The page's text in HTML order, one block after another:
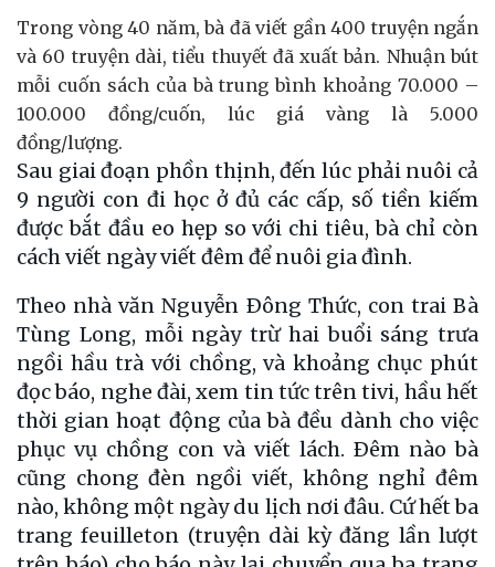
Trong vòng 40 năm, bà đã viết gần 400 truyện ngắn
và 60 truyện dài, tiểu thuyết đã xuất bản. Nhuận bút
mỗi cuốn sách của bà trung bình khoảng 70.000 –
100.000 đồng/cuốn, lúc giá vàng là 5.000
đồng/lượng.
Sau giai đoạn phồn thịnh, đến lúc phải nuôi cả
9 người con đi học ở đủ các cấp, số tiền kiếm
được bắt đầu eo hẹp so với chi tiêu, bà chỉ còn
cách viết ngày viết đêm để nuôi gia đình.
Theo nhà văn Nguyễn Ðông Thức, con trai Bà
Tùng Long, mỗi ngày trừ hai buổi sáng trưa
ngồi hầu trà với chồng, và khoảng chục phút
đọc báo, nghe đài, xem tin tức trên tivi, hầu hết
thời gian hoạt động của bà đều dành cho việc
phục vụ chồng con và viết lách. Ðêm nào bà
cũng chong đèn ngồi viết, không nghỉ đêm
nào, không một ngày du lịch nơi đâu. Cứ hết ba
trang feuilleton (truyện dài kỳ đăng lần lượt